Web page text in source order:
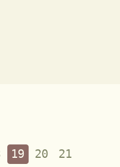
19 20 21